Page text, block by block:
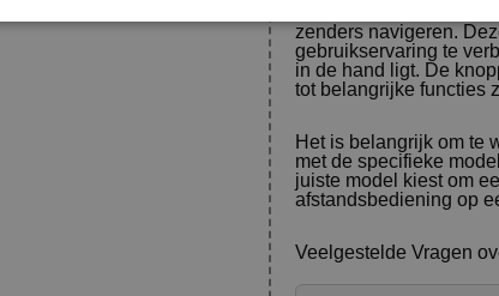
Met de Silvercrest
zenders navigeren.
gebruikservaring te
in de hand ligt. De
tot belangrijke functies
Het is belangrijk om te
met de specifieke
juiste model kiest om
afstandsbediening op
Veelgestelde Vragen